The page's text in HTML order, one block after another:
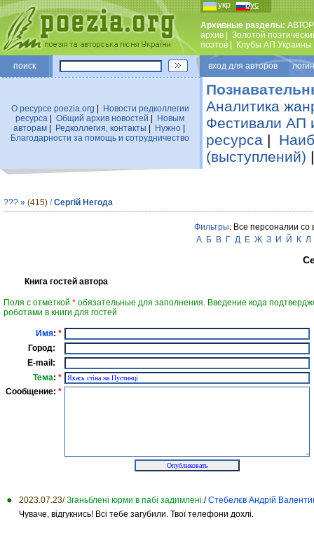
укр рус
Архивные разделы:
архив
Золотой
поэтов
Клубы АП Украины
поиск вход для авторов
О ресурсе poezia.org
Новости редколлегии
ресурса
Общий архив новостей
Новым
авторам| Редколлегия, контакты Нужно|
Благодарности за помощь и сотрудничество
Аналитика
Фестивали АП
ресурса |
(выступлений)
??? » (415) /Сергій Негода
Фильтры: Все персоналии со
А
Б В Г Д Е Ж З И Й К Л
Книга гостей автора
Поля с отметкой * обязательные для заполнения. Введение кода
роботами в книги для гостей
Имя: *
Город:
E-mail:
Тема: *
Сообщение: *
2023.07.23/ Зганьблені юрми в пабі задимлені./Стебелєв Андрій
Чуваче, відгукнись! Всі тебе загубили. Твої телефони дохлі.